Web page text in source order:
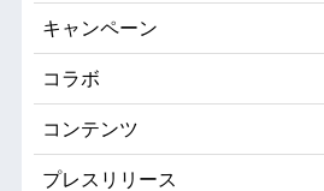
キャンペーン
コラボ
コンテンツ
プレスリリース